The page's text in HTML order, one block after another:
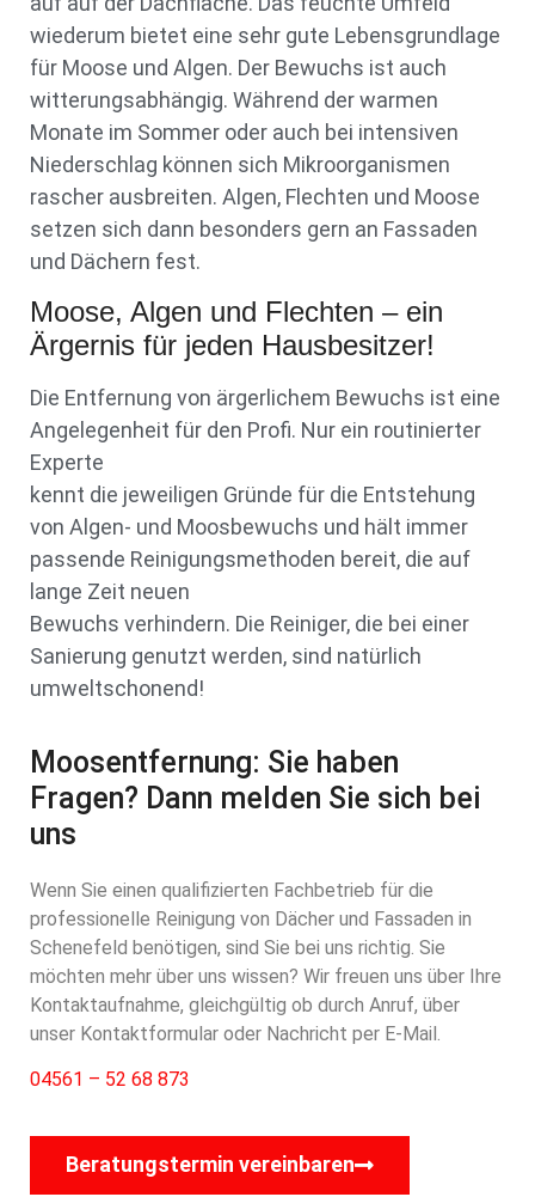
wiederum bietet eine sehr gute Lebensgrundlage
für Moose und Algen. Der Bewuchs ist auch
witterungsabhängig. Während der warmen
Monate im Sommer oder auch bei intensiven
Niederschlag können sich Mikroorganismen
rascher ausbreiten. Algen, Flechten und Moose
setzen sich dann besonders gern an Fassaden
und Dächern fest.
Moose, Algen und Flechten – ein
Ärgernis für jeden Hausbesitzer!
Die Entfernung von ärgerlichem Bewuchs ist eine
Angelegenheit für den Profi. Nur ein routinierter
Experte
kennt die jeweiligen Gründe für die Entstehung
von Algen- und Moosbewuchs und hält immer
passende Reinigungsmethoden bereit, die auf
lange Zeit neuen
Bewuchs verhindern. Die Reiniger, die bei einer
Sanierung genutzt werden, sind natürlich
umweltschonend!
Moosentfernung: Sie haben
Fragen? Dann melden Sie sich bei
uns
Wenn Sie einen qualifizierten Fachbetrieb für die
professionelle Reinigung von Dächer und Fassaden in
Schenefeld benötigen, sind Sie bei uns richtig. Sie
möchten mehr über uns wissen? Wir freuen uns über Ihre
Kontaktaufnahme, gleichgültig ob durch Anruf, über
unser Kontaktformular oder Nachricht per E-Mail.
04561 – 52 68 873
Beratungstermin vereinbaren